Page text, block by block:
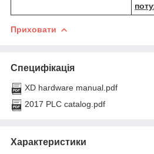
Приховати
Специфікація
XD hardware manual.pdf
2017 PLC catalog.pdf
Характеристики